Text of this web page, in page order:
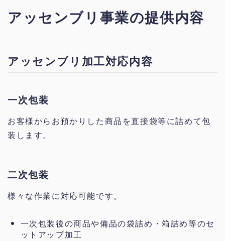
アッセンブリ事業の提供内容
アッセンブリ加工対応内容
一次包装
お客様からお預かりした商品を直接袋等に詰めて包
装します。
二次包装
様々な作業に対応可能です。
一次包装後の商品や備品の袋詰め・箱詰め等のセ
ットアップ加工